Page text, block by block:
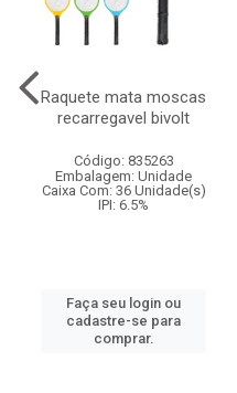
Raquete mata moscas
recarregavel bivolt
Código: 835263
Embalagem: Unidade
Caixa Com: 36 Unidade(s)
IPI: 6.5%
Faça seu login ou
cadastre-se para
comprar.